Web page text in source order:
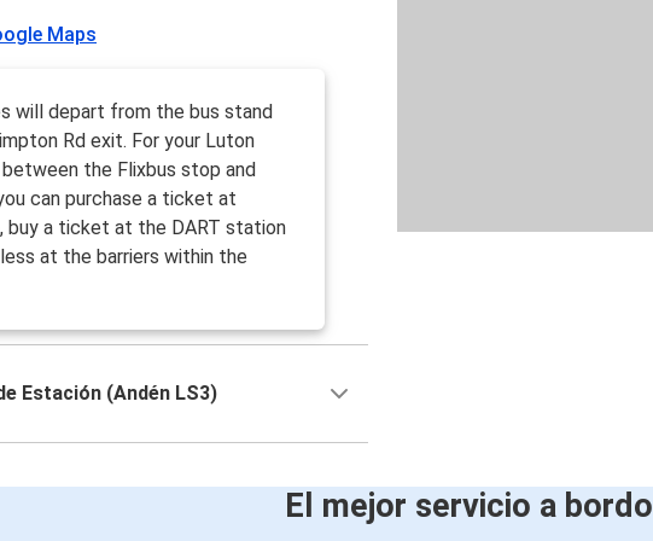
Maps
will depart from the bus stand
Rd exit. For your Luton
the Flixbus stop and
can purchase a ticket at
buy a ticket at the DART station
at the barriers within the
Estación (Andén LS3)
El mejor servicio a bordo